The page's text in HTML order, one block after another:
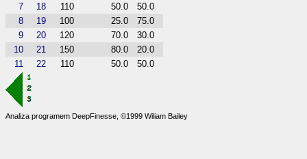
7
18 110 50.0
50.0
8
19 100 25.0
75.0
9
20 120 70.0
30.0
10
21 150 80.0
20.0
11
22 110 50.0 50.0
Analiza programem DeepFinesse, ©1999 Wiliam Bailey